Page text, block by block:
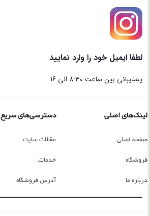
لطفا ایمیل خود را وارد نمایید
پشتیبانی بین ساعت 8:30 الی 16
لینک‌های اصلی
صفحه اصلی
فروشگاه
درباره ما
دسترسی‌های سریع
مقالات سایت
خدمات
آدرس فروشگاه